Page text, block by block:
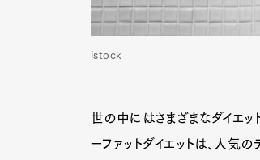
istock
世の中にはさまざまなダイエッ
ーファットダイエットは、人気の